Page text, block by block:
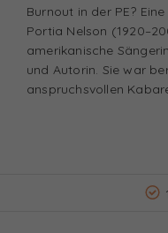
Burnout in der PE?
Portia Nelson
amerikanische
und Autorin. Sie war
anspruchsvollen